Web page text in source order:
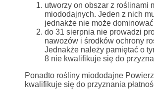
utworzy on obszar z roślinami
miododajnych. Jeden z nich
jednakże nie może
do 31 sierpnia nie prowadzi
nawozów i środków ochrony
Jednakże należy pamiętać o
8 nie kwalifikuje się do
Ponadto rośliny miododajne
kwalifikuje się do przyznania